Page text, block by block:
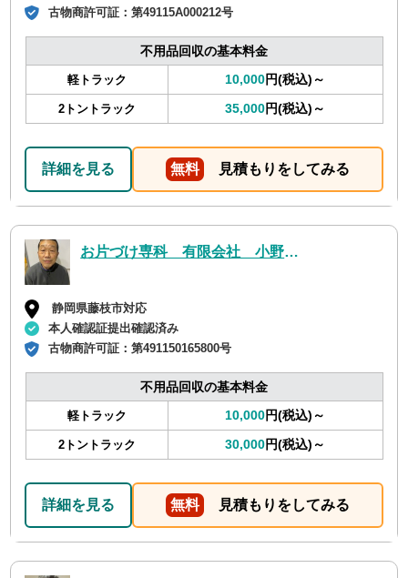
古物商許可証：第49115A000212号
不用品回収の基本料金
軽トラック 10,000円(税込)～
2トントラック 35,000円(税込)～
詳細を見る 無料 見積もりをしてみる
お片づけ専科 有限会社 小野商店
静岡県藤枝市対応
本人確認証提出確認済み
古物商許可証：第491150165800号
不用品回収の基本料金
軽トラック 10,000円(税込)～
2トントラック 30,000円(税込)～
詳細を見る 無料 見積もりをしてみる